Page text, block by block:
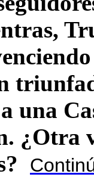
una
¿Otra